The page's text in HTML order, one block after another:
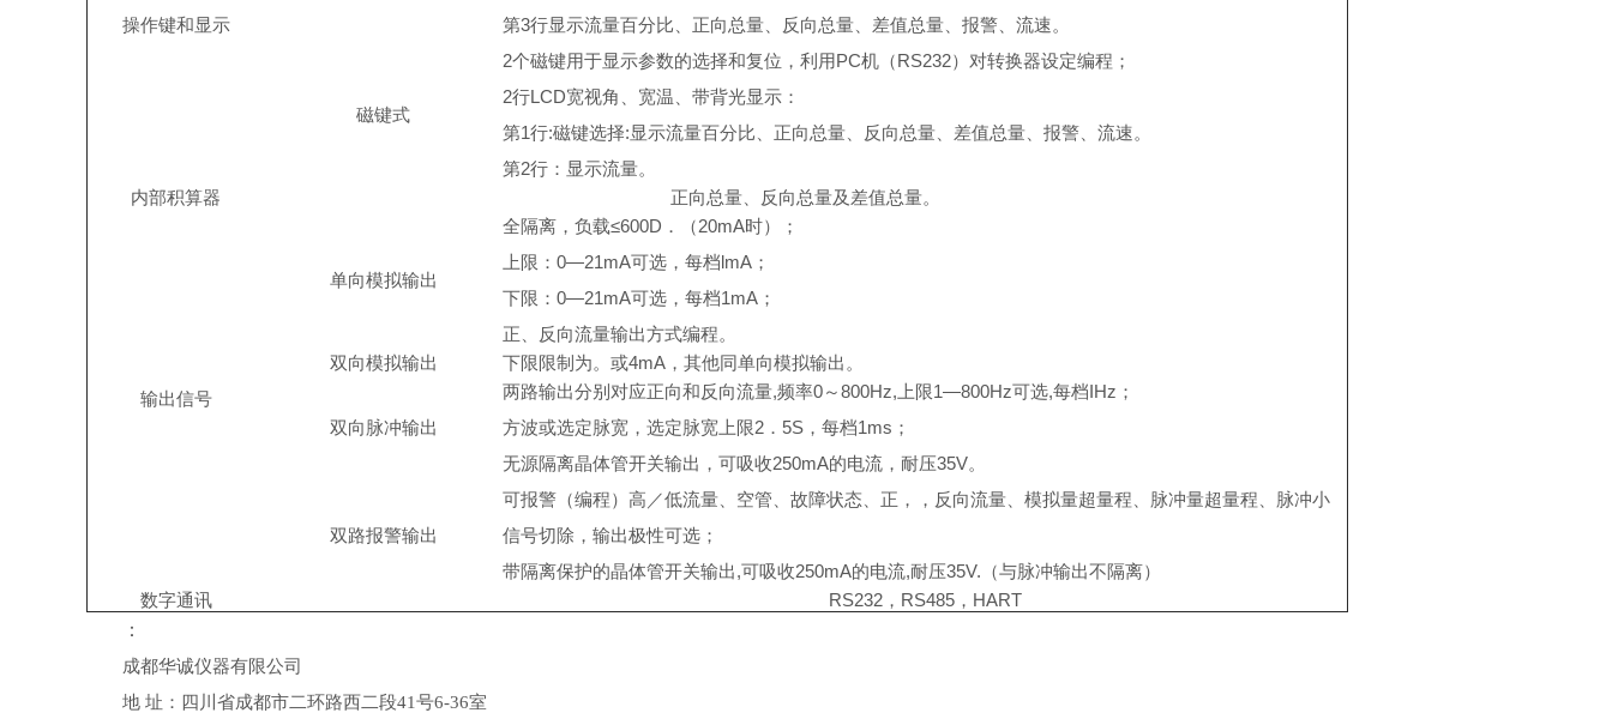
操作键和显示
第3行显示流量百分比、正向总量、反向总量、差值总量、报警、流速。
磁键式
2个磁键用于显示参数的选择和复位，利用PC机 （RS232） 对转换器设定编程；
2行LCD宽视角、宽温、带背光显示：
第1行:磁键选择:显示流量百分比、正向总量、反向总量、差值总量、报警、流速。
第2行：显示流量。
内部积算器
正向总量、反向总量及差值总量。
输出信号
单向模拟输出
全隔离，负载≤600D ． （20mA时）
；
上限： 0—21mA可选，每档lmA ；
下限： 0—21mA可选，每档1mA ；
正、反向流量输出方式编程。
双向模拟输出
下限限制为。或4mA ，其他同单向模拟输出。
双向脉冲输出
两路输出分别对应正向和反向流量,频率0～800Hz, 上限1—800Hz可选,每档IHz ；
方波或选定脉宽，选定脉宽上限2 ． 5S ，每档1ms ；
无源隔离晶体管开关输出，可吸收250mA的电流，耐压35V。
双路报警输出
可报警 （编程） 高／低流量、空管、故障状态、正，，反向流量、模拟量超量程、脉冲量超量程、脉冲小
信号切除，输出极性可选；
带隔离保护的晶体管开关输出,可吸收250mA的电流,耐压35V.（与脉冲输出不隔离）
数字通讯
RS232， RS485， HART
：
成都华诚仪器有限公司
地 址：四川省成都市二环路西二段41号6-36室